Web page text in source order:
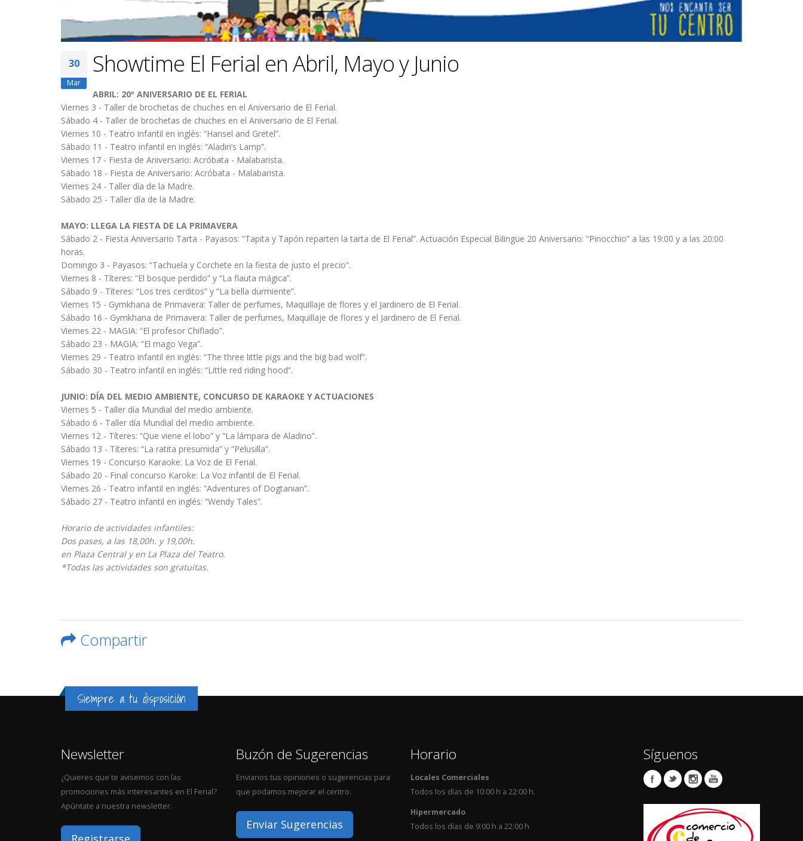
30
Mar
Showtime El Ferial en Abril, Mayo y Junio
ABRIL: 20º ANIVERSARIO DE EL FERIAL
Viernes 3 - Taller de brochetas de chuches en el Aniversario de El Ferial.
Sábado 4 - Taller de brochetas de chuches en el Aniversario de El Ferial.
Viernes 10 - Teatro infantil en inglés: “Hansel and Gretel”.
Sábado 11 - Teatro infantil en inglés: “Aladin’s Lamp”.
Viernes 17 - Fiesta de Aniversario: Acróbata - Malabarista.
Sábado 18 - Fiesta de Aniversario: Acróbata - Malabarista.
Viernes 24 - Taller día de la Madre.
Sábado 25 - Taller día de la Madre.
MAYO: LLEGA LA FIESTA DE LA PRIMAVERA
Sábado 2 - Fiesta Aniversario Tarta - Payasos: “Tapita y Tapón reparten la tarta de El Ferial”. Actuación Especial Bilingüe 20 Aniversario: “Pinocchio” a las 19:00 y a las 20:00
horas.
Domingo 3 - Payasos: “Tachuela y Corchete en la fiesta de justo el precio”.
Viernes 8 - Títeres: “El bosque perdido” y “La flauta mágica”.
Sábado 9 - Títeres: “Los tres cerditos” y “La bella durmiente”.
Viernes 15 - Gymkhana de Primavera: Taller de perfumes, Maquillaje de flores y el Jardinero de El Ferial.
Sábado 16 - Gymkhana de Primavera: Taller de perfumes, Maquillaje de flores y el Jardinero de El Ferial.
Viernes 22 - MAGIA: “El profesor Chiflado”.
Sábado 23 - MAGIA: “El mago Vega”.
Viernes 29 - Teatro infantil en inglés: “The three little pigs and the big bad wolf”.
Sábado 30 - Teatro infantil en inglés: “Little red riding hood”.
JUNIO: DÍA DEL MEDIO AMBIENTE, CONCURSO DE KARAOKE Y ACTUACIONES
Viernes 5 - Taller día Mundial del medio ambiente.
Sábado 6 - Taller día Mundial del medio ambiente.
Viernes 12 - Títeres: “Que viene el lobo” y “La lámpara de Aladino”.
Sábado 13 - Títeres: “La ratita presumida” y “Pelusilla”.
Viernes 19 - Concurso Karaoke: La Voz de El Ferial.
Sábado 20 - Final concurso Karoke: La Voz infantil de El Ferial.
Viernes 26 - Teatro infantil en inglés: “Adventures of Dogtanian”.
Sábado 27 - Teatro infantil en inglés: “Wendy Tales”.
Horario de actividades infantiles:
Dos pases, a las 18,00h. y 19,00h.
en Plaza Central y en La Plaza del Teatro.
*Todas las actividades son gratuitas.
Compartir
Siempre a tu disposición
Newsletter
¿Quieres que te avisemos con las
promociones más interesantes en El Ferial?
Apúntate a nuestra newsletter.
Buzón de Sugerencias
Envianos tus opiniones o sugerencias para
que podamos mejorar el centro.
Enviar Sugerencias
Horario
Locales Comerciales
Todos los días de 10:00 h a 22:00 h.
Hipermercado
Todos los días de 9:00 h a 22:00 h
Síguenos